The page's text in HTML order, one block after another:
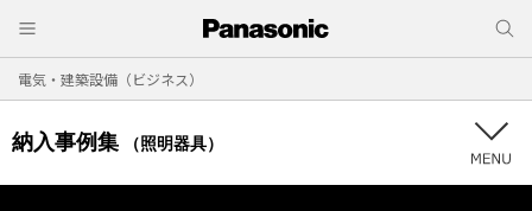
電気・建築設備（ビジネス）
納入事例集 （照明器具）